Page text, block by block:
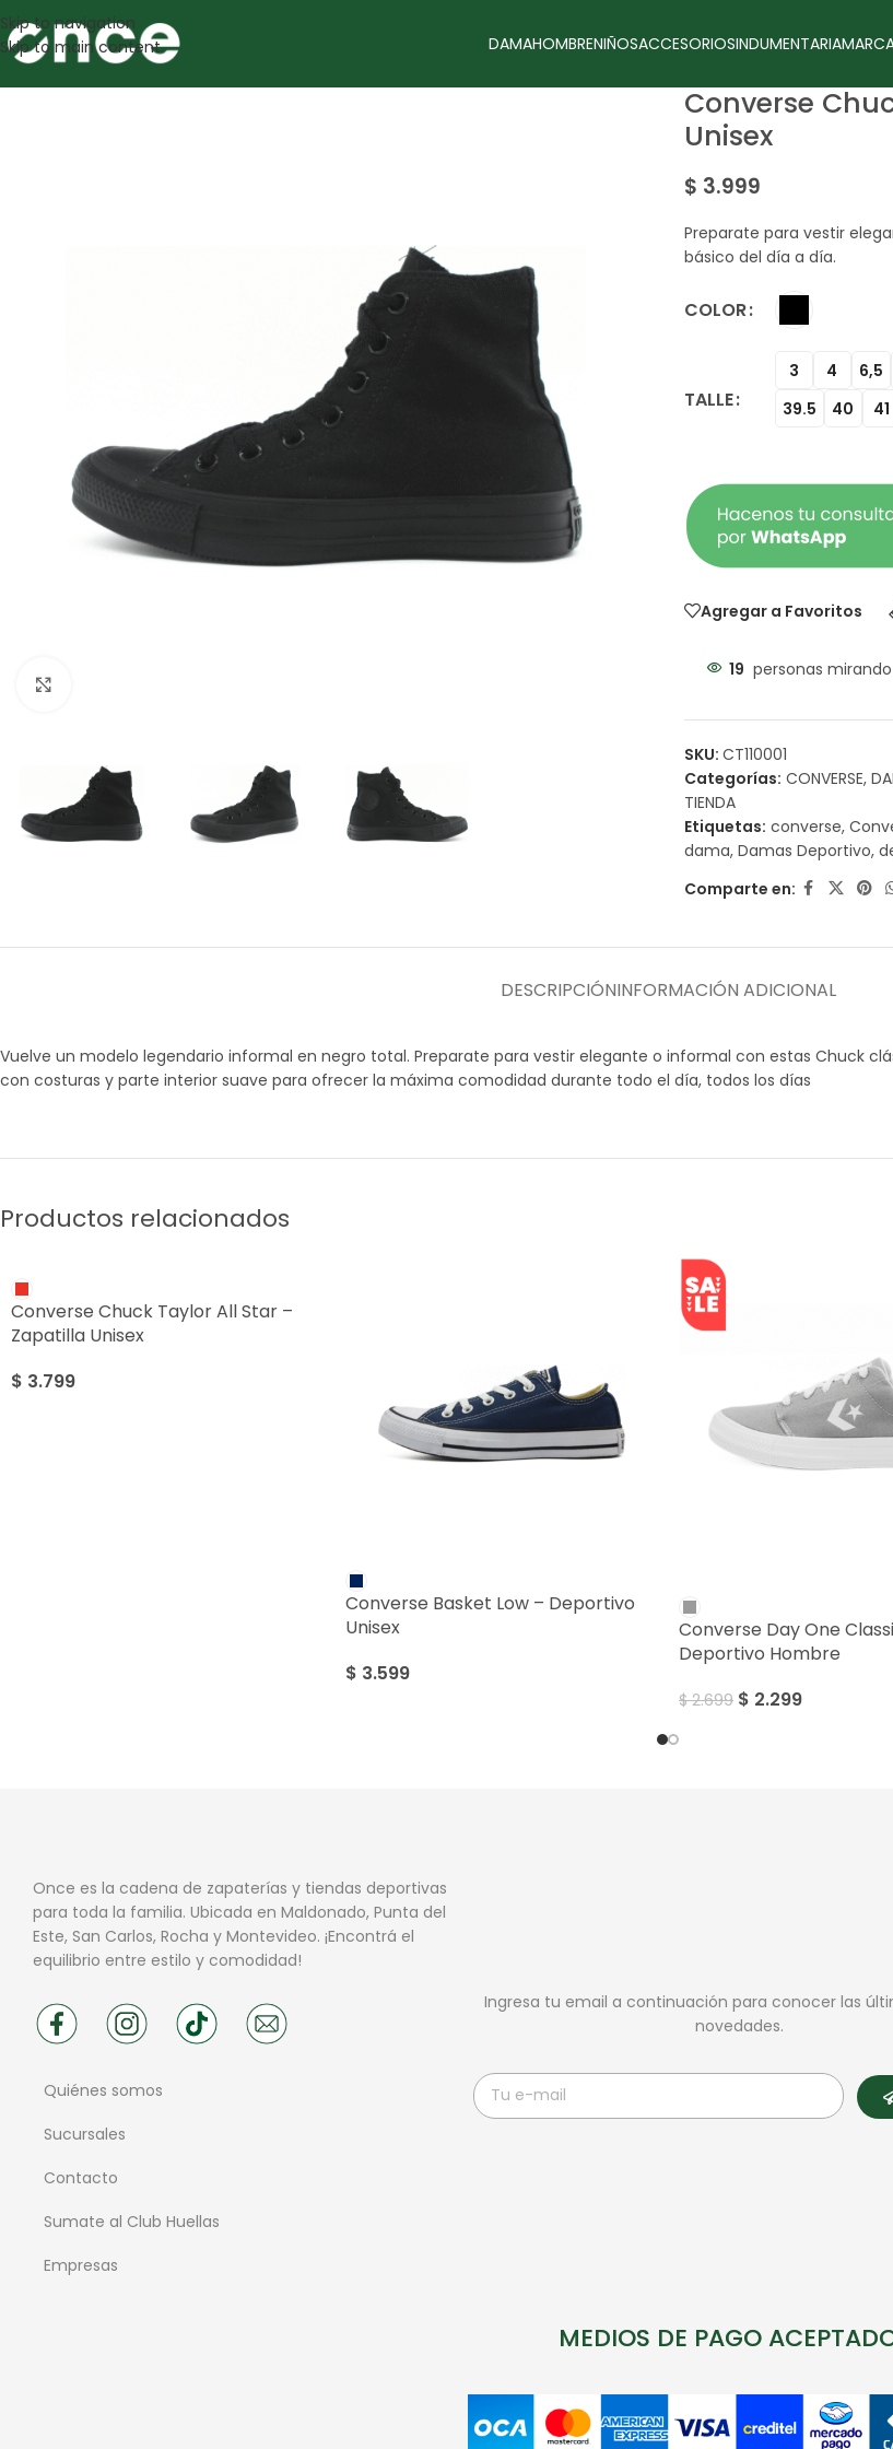
Skip to navigation
Skip to main content
DAMAHOMBRENIÑOSACCESORIOSINDUMENTARIA
Converse
Unisex
$ 3.999
Preparate para vestir
básico del día a día.
COLOR
TALLE
3 4 6,5
39.5
40 41
Agregar a Favoritos
19 personas
SKU: CT110001
Categorías: CONVERSE,
TIENDA
Etiquetas: converse,
dama, Damas Deportivo,
Comparte en:
DESCRIPCIÓNINFORMACIÓN ADICIONAL
Vuelve un modelo legendario informal en negro total. Preparate para vestir elegante o informal con estas Chuck
con costuras y parte interior suave para ofrecer la máxima comodidad durante todo el día, todos los días
Productos relacionados
Converse Chuck Taylor All Star –
Zapatilla Unisex
$ 3.799
Converse Basket Low – Deportivo
Unisex
$ 3.599
Converse Day One
Deportivo Hombre
$2.699 $ 2.299
Once es la cadena de zapaterías y tiendas deportivas
para toda la familia. Ubicada en Maldonado, Punta del
Este, San Carlos, Rocha y Montevideo. ¡Encontrá el
equilibrio entre estilo y comodidad!
Quiénes somos
Sucursales
Contacto
Sumate al Club Huellas
Empresas
Ingresa tu email a continuación para conocer las
novedades.
MEDIOS DE PAGO